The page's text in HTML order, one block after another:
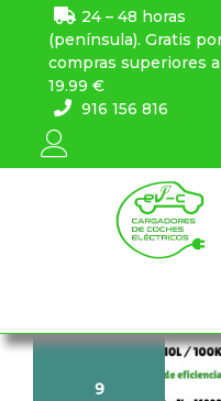
24 – 48 horas
(península). Gratis
compras superiores a
19.99 €
916 156 816
9